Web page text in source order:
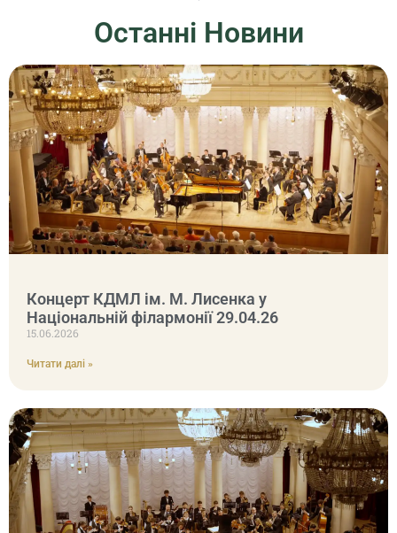
Останні Новини
Концерт КДМЛ ім. М. Лисенка у
Національній філармонії 29.04.26
15.06.2026
Читати далі »